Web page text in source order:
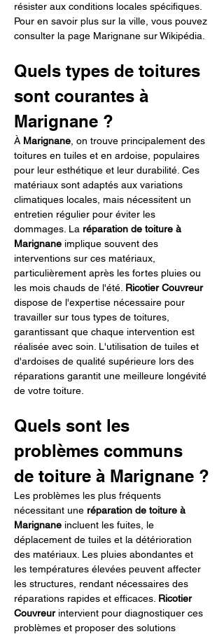
résister aux conditions locales spécifiques.
Pour en savoir plus sur la ville, vous pouvez
consulter la page Marignane sur Wikipédia.
Quels types de toitures
sont courantes à
Marignane ?
À Marignane , on trouve principalement des
toitures en tuiles et en ardoise, populaires
pour leur esthétique et leur durabilité. Ces
matériaux sont adaptés aux variations
climatiques locales, mais nécessitent un
entretien régulier pour éviter les
dommages. La réparation de toiture à
Marignane implique souvent des
interventions sur ces matériaux,
particulièrement après les fortes pluies ou
les mois chauds de l'été. Ricotier Couvreur
dispose de l'expertise nécessaire pour
travailler sur tous types de toitures,
garantissant que chaque intervention est
réalisée avec soin. L'utilisation de tuiles et
d'ardoises de qualité supérieure lors des
réparations garantit une meilleure longévité
de votre toiture.
Quels sont les
problèmes communs
de toiture à Marignane ?
Les problèmes les plus fréquents
nécessitant une réparation de toiture à
Marignane incluent les fuites, le
déplacement de tuiles et la détérioration
des matériaux. Les pluies abondantes et
les températures élevées peuvent affecter
les structures, rendant nécessaires des
réparations rapides et efficaces. Ricotier
Couvreur intervient pour diagnostiquer ces
problèmes et proposer des solutions